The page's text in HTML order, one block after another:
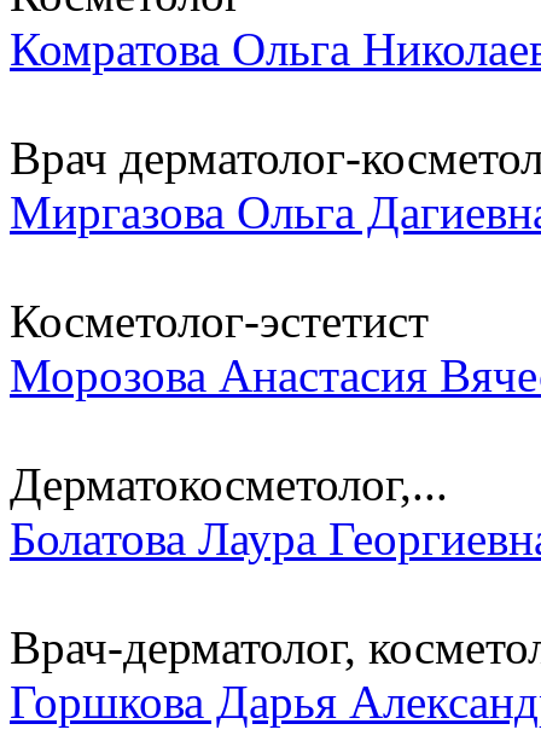
Комратова Ольга
Врач дерматолог-
Миргазова Ольга
Косметолог-эстетист
Морозова Анастасия
Дерматокосметолог,...
Болатова Лаура
Врач-дерматолог,
Горшкова Дарья